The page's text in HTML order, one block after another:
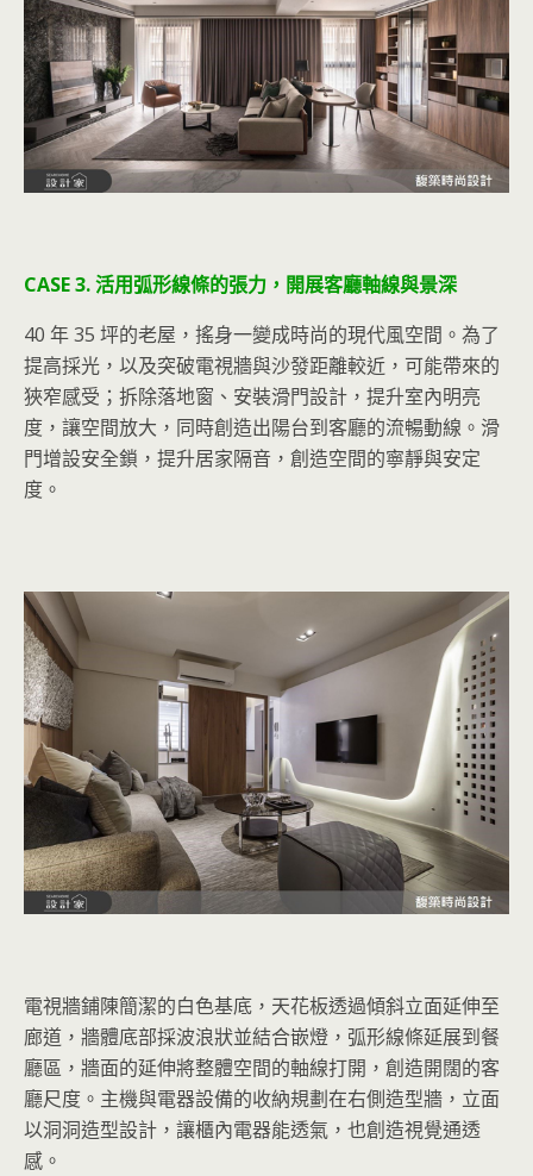
CASE 3. 活用弧形線條的張力，開展客廳軸線與景深
40 年 35 坪的老屋，搖身一變成時尚的現代風空間。為了
提高採光，以及突破電視牆與沙發距離較近，可能帶來的
狹窄感受；拆除落地窗、安裝滑門設計，提升室內明亮
度，讓空間放大，同時創造出陽台到客廳的流暢動線。滑
門增設安全鎖，提升居家隔音，創造空間的寧靜與安定
度。
電視牆鋪陳簡潔的白色基底，天花板透過傾斜立面延伸至
廊道，牆體底部採波浪狀並結合嵌燈，弧形線條延展到餐
廳區，牆面的延伸將整體空間的軸線打開，創造開闊的客
廳尺度。主機與電器設備的收納規劃在右側造型牆，立面
以洞洞造型設計，讓櫃內電器能透氣，也創造視覺通透
感。